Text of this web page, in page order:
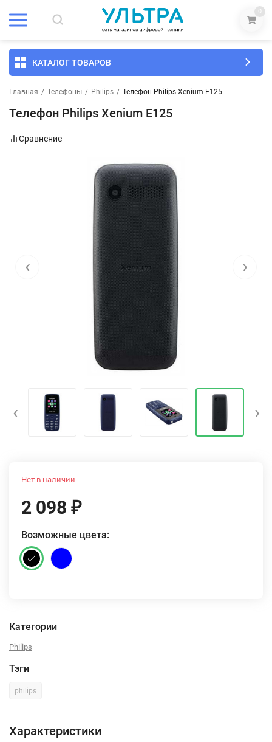
0
КАТАЛОГ ТОВАРОВ
Главная / Телефоны / Philips / Телефон Philips Xenium E125
Телефон Philips Xenium E125
Сравнение
‹ ›
‹ ›
Нет в наличии
2 098 ₽
Возможные цвета:
Категории
Philips
Тэги
philips
Характеристики